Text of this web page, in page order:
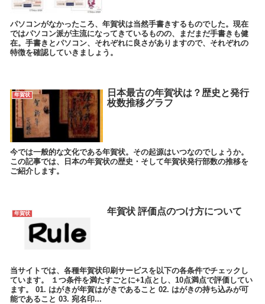
パソコンがなかったころ、年賀状は当然手書きするものでした。現在
ではパソコン派が主流になってきているものの、まだまだ手書きも健
在。手書きとパソコン、それぞれに良さがありますので、それぞれの
特徴を確認していきましょう。
年賀状
日本最古の年賀状は？歴史と発行
枚数推移グラフ
今では一般的な文化である年賀状。その起源はいつなのでしょうか。
この記事では、日本の年賀状の歴史・そして年賀状発行部数の推移を
ご紹介します。
年賀状 年賀状 評価点のつけ方について
当サイトでは、各種年賀状印刷サービスを以下の各条件でチェックし
ています。 １つ条件を満たすごとに+1点とし、10点満点で評価してい
ます。 01. はがきが年賀はがきであること 02. はがきの持ち込みが可
能であること 03. 宛名印...